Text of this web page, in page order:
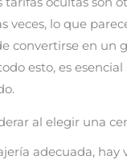
veces, lo que
convertirse en un
esto, es
al elegir una
adecuada, hay